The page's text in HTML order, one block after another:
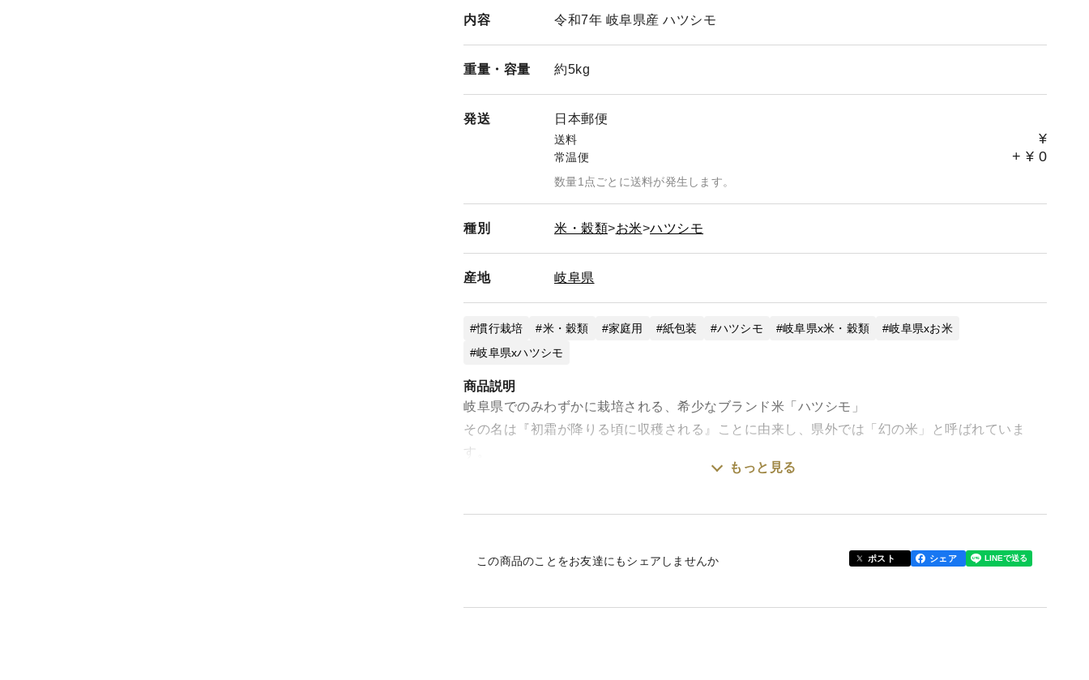
内容 令和7年 岐阜県産 ハツシモ
重量・ 容量 約5kg
発送 日本郵便
送料 ¥
常温便 + ¥ 0
数量1点ごとに送料が発生します。
種別 米・穀類 お米 ハツシモ
産地 岐阜県
慣行栽培 米・穀類 家庭用 紙包装 ハツシモ 岐阜県x米・穀類
岐阜県xお米
岐阜県xハツシモ
商品説明
岐阜県でのみわずかに栽培される、希少なブランド米「ハツシモ」
その名は『初霜が降りる頃に収穫される』ことに由来し、県外では「幻の米」と呼ばれていま
す。
この機会に是非どうぞー
※ご注意※
もっと見る
この商品のことをお友達にもシェアしませんか ポスト シェア